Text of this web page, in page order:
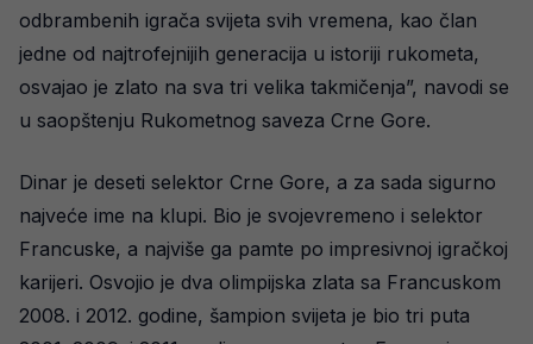
odbrambenih igrača svijeta svih vremena, kao član
jedne od najtrofejnijih generacija u istoriji rukometa,
osvajao je zlato na sva tri velika takmičenja”, navodi se
u saopštenju Rukometnog saveza Crne Gore.
Dinar je deseti selektor Crne Gore, a za sada sigurno
najveće ime na klupi. Bio je svojevremeno i selektor
Francuske, a najviše ga pamte po impresivnoj igračkoj
karijeri. Osvojio je dva olimpijska zlata sa Francuskom
2008. i 2012. godine, šampion svijeta je bio tri puta